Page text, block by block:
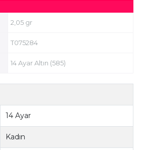
2,05 gr
T075284
14 Ayar Altın (585)
14 Ayar
Kadın